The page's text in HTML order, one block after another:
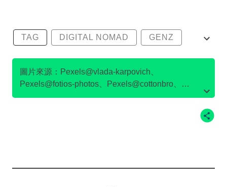
TAG DIGITAL NOMAD GENZ
數碼遊牧
圖片來源：Pexels@vlada-karpovich、
Pexels@fotios-photos、Pexels@cottonbro、
IG@naohawaii、Unsplash@unsplash、Airbnb官方